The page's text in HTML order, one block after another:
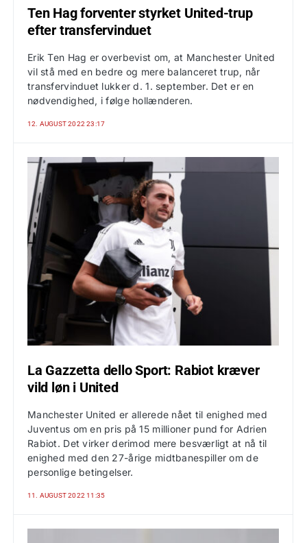
Ten Hag forventer styrket United-trup
efter transfervinduet
Erik Ten Hag er overbevist om, at Manchester United
vil stå med en bedre og mere balanceret trup, når
transfervinduet lukker d. 1. september. Det er en
nødvendighed, i følge hollænderen.
12. AUGUST 2022 23:17
La Gazzetta dello Sport: Rabiot kræver
vild løn i United
Manchester United er allerede nået til enighed med
Juventus om en pris på 15 millioner pund for Adrien
Rabiot. Det virker derimod mere besværligt at nå til
enighed med den 27-årige midtbanespiller om de
personlige betingelser.
11. AUGUST 2022 11:35